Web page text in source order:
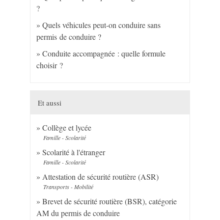
?
Quels véhicules peut-on conduire sans
permis de conduire ?
Conduite accompagnée : quelle formule
choisir ?
Et aussi
Collège et lycée
Famille - Scolarité
Scolarité à l'étranger
Famille - Scolarité
Attestation de sécurité routière (ASR)
Transports - Mobilité
Brevet de sécurité routière (BSR), catégorie
AM du permis de conduire